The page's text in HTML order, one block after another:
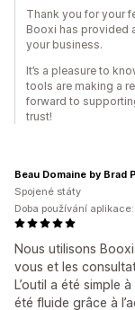
Thank you for your
Booxi has provided
your business.
It’s a pleasure to
tools are making a
forward to
trust!
Nous utilisons
vous et les
L’outil a été simple
été fluide grâce à
Beau Domaine by Brad
Spojené státy
Doba používání